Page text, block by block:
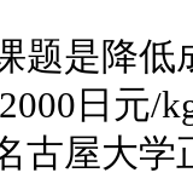
是降低
日元/
古屋大